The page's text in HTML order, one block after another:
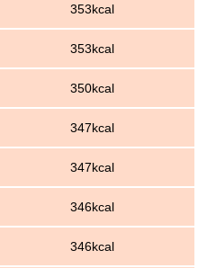
353kcal
353kcal
350kcal
347kcal
347kcal
346kcal
346kcal